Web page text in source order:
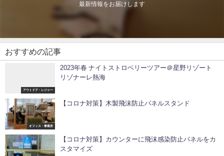
最新情報をお届けします
おすすめの記事
アウトドア・レジャー
2023年春 ナイトストロベリーツアー＠星野リゾート
リゾナーレ熱海
オフィス・事業所
【コロナ対策】木製飛沫防止パネルスタンド
【コロナ対策】カウンターに飛沫感染防止パネルをカ
スタマイズ